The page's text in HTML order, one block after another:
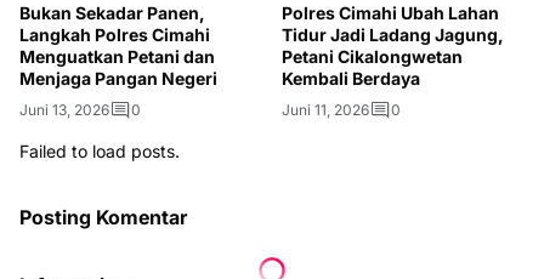
Bukan Sekadar Panen,
Langkah Polres Cimahi
Menguatkan Petani dan
Menjaga Pangan Negeri
Juni 13, 2026 0
Polres Cimahi Ubah Lahan
Tidur Jadi Ladang Jagung,
Petani Cikalongwetan
Kembali Berdaya
Juni 11, 2026 0
Failed to load posts.
Posting Komentar